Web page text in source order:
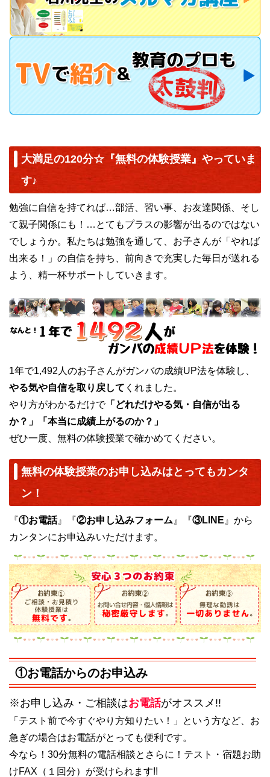
大満足の120分☆『無料の体験授業』やっていま
す♪
勉強に自信を持てれば…部活、習い事、お友達関係、そし
て親子関係にも！…とてもプラスの影響が出るのではない
でしょうか。私たちは勉強を通して、お子さんが「やれば
出来る！」の自信を持ち、前向きで充実した毎日が送れる
よう、精一杯サポートしていきます。
1年で1,492人のお子さんがガンバの成績UP法を体験し、
やる気や自信を取り戻して くれました。
やり方がわかるだけで「どれだけやる気・自信が出る
か？」「本当に成績上がるのか？」
ぜひ一度、無料の体験授業で確かめてください。
無料の体験授業のお申し込みはとってもカンタ
ン！
『①お電話』『②お申し込みフォーム 』『③LINE 』から
カンタンにお申込みいただけます。
①お電話からのお申込み
※お申し込み・ご相談はお電話がオススメ!!
「テスト前で今すぐやり方知りたい！」という方など、お
急ぎの場合はお電話がとっても便利です。
今なら！30分無料の電話相談とさらに！テスト・宿題お助
けFAX（１回分）が受けられます!!